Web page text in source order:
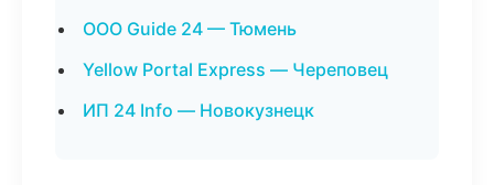
ООО Guide 24 — Тюмень
Yellow Portal Express — Череповец
ИП 24 Info — Новокузнецк